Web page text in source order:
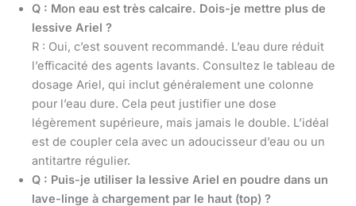
Q : Mon eau est très calcaire. Dois-je mettre plus de
lessive Ariel ?
R : Oui, c’est souvent recommandé. L’eau dure réduit
l’efficacité des agents lavants. Consultez le tableau de
dosage Ariel, qui inclut généralement une colonne
pour l’eau dure. Cela peut justifier une dose
légèrement supérieure, mais jamais le double. L’idéal
est de coupler cela avec un adoucisseur d’eau ou un
antitartre régulier.
Q : Puis-je utiliser la lessive Ariel en poudre dans un
lave-linge à chargement par le haut (top) ?